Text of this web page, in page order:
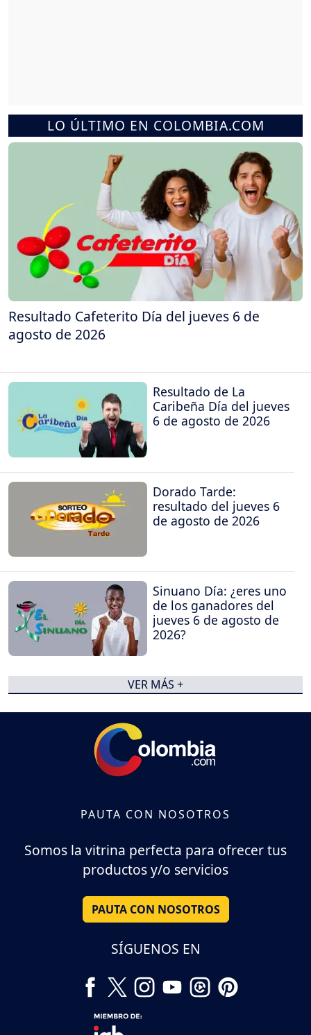
LO ÚLTIMO EN COLOMBIA.COM
Resultado Cafeterito Día del jueves 6 de
agosto de 2026
Resultado de La
Caribeña Día del jueves
6 de agosto de 2026
Dorado Tarde:
resultado del jueves 6
de agosto de 2026
Sinuano Día: ¿eres uno
de los ganadores del
jueves 6 de agosto de
2026?
VER MÁS +
PAUTA CON NOSOTROS
Somos la vitrina perfecta para ofrecer tus
productos y/o servicios
PAUTA CON NOSOTROS
SÍGUENOS EN